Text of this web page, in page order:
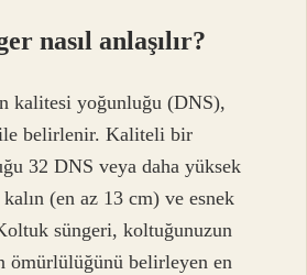
nasıl anlaşılır?
kalitesi yoğunluğu (DNS),
ile belirlenir. Kaliteli bir
32 DNS veya daha yüksek
(en az 13 cm) ve esnek
süngeri, koltuğunuzun
ömürlülüğünü belirleyen en